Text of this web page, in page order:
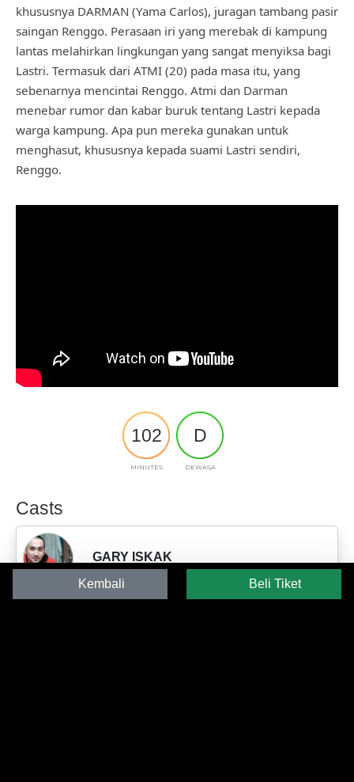
khususnya DARMAN (Yama Carlos), juragan tambang pasir
saingan Renggo. Perasaan iri yang merebak di kampung
lantas melahirkan lingkungan yang sangat menyiksa bagi
Lastri. Termasuk dari ATMI (20) pada masa itu, yang
sebenarnya mencintai Renggo. Atmi dan Darman
menebar rumor dan kabar buruk tentang Lastri kepada
warga kampung. Apa pun mereka gunakan untuk
menghasut, khususnya kepada suami Lastri sendiri,
Renggo.
102
MINUTES
D
DEWASA
Casts
GARY ISKAK
Kembali Beli Tiket